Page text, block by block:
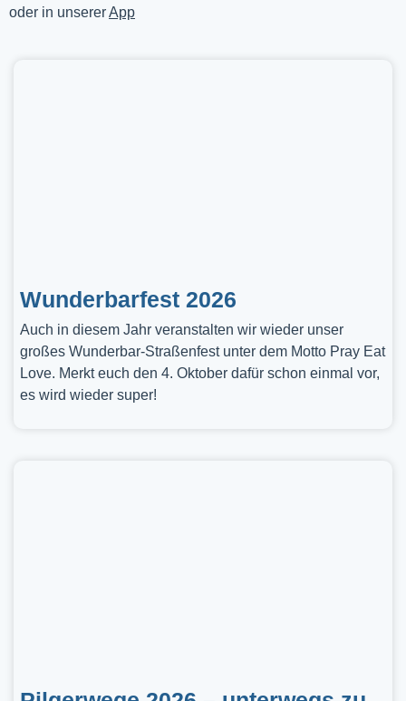
oder in unsererApp
Wunderbarfest 2026
Auch in diesem Jahr veranstalten wir wieder unser
großes Wunderbar-Straßenfest unter dem Motto Pray Eat
Love. Merkt euch den 4. Oktober dafür schon einmal vor,
es wird wieder super!